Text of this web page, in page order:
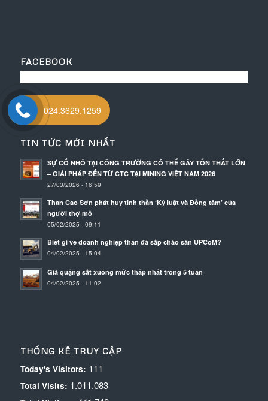
FACEBOOK
TIN TỨC MỚI NHẤT
SỰ CỐ NHỎ TẠI CÔNG TRƯỜNG CÓ THỂ GÂY TỔN THẤT LỚN
– GIẢI PHÁP ĐẾN TỪ CTC TẠI MINING VIỆT NAM 2026
27/03/2026 - 16:59
Than Cao Sơn phát huy tinh thần ‘Kỷ luật và Đồng tâm’ của
người thợ mỏ
05/02/2025 - 09:11
Biết gì về doanh nghiệp than đá sắp chào sàn UPCoM?
04/02/2025 - 15:04
Giá quặng sắt xuống mức thấp nhất trong 5 tuần
04/02/2025 - 11:02
THỐNG KÊ TRUY CẬP
Today's Visitors: 111
Total Visits: 1.011.083
024.3629.1259